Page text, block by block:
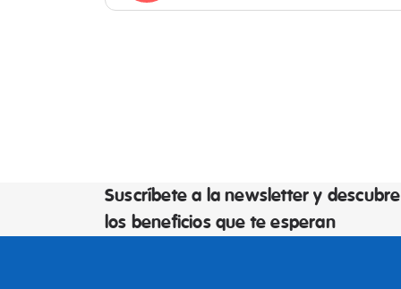
Suscríbete a la newsletter y descubre
los beneficios que te esperan